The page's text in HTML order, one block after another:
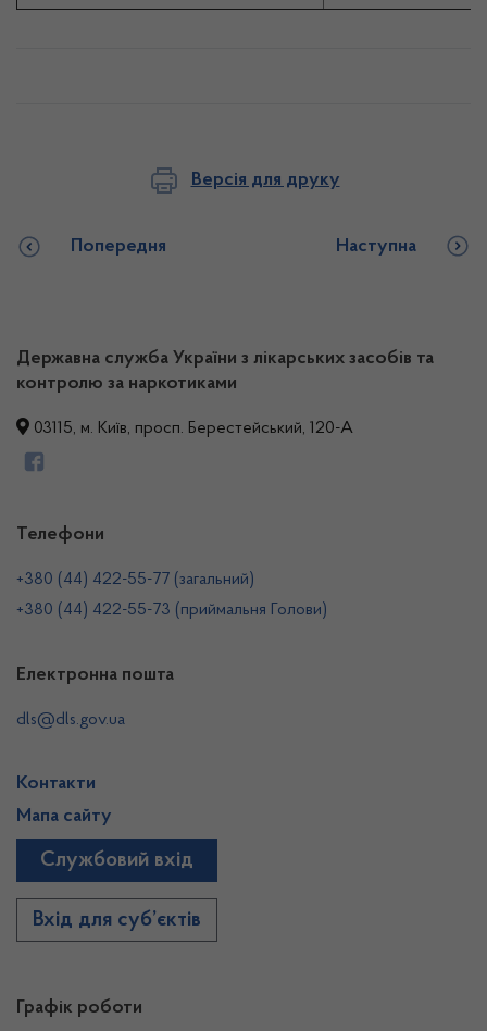
Версія для друку
Попередня Наступна
Державна служба України з лікарських засобів та
контролю за наркотиками
03115, м. Київ, просп. Берестейський, 120-А
Графік роботи
Телефони
+380 (44) 422-55-77 (загальний)
+380 (44) 422-55-73 (приймальня Голови)
Електронна пошта
dls@dls.gov.ua
Контакти
Мапа сайту
Службовий вхід
Вхід для суб’єктів